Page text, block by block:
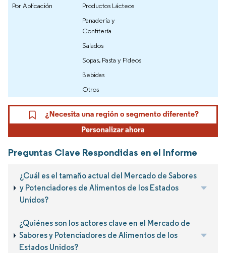
Por Aplicación
Productos Lácteos
Panadería y
Confitería
Salados
Sopas, Pasta y Fideos
Bebidas
Otros
Preguntas Clave Respondidas en el Informe
¿Cuál es el tamaño actual del Mercado de Sabores
y Potenciadores de Alimentos de los Estados
Unidos?
¿Quiénes son los actores clave en el Mercado de
Sabores y Potenciadores de Alimentos de los
Estados Unidos?